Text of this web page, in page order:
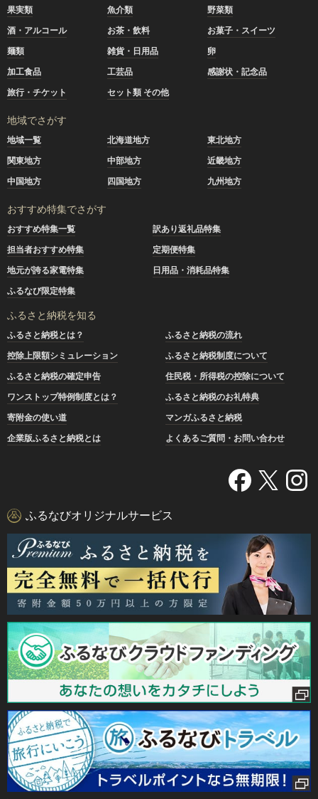
果実類
魚介類
野菜類
酒・アルコール
お茶・飲料
お菓子・スイーツ
麺類
雑貨・日用品
卵
加工食品
工芸品
感謝状・記念品
旅行・チケット
セット類 その他
地域でさがす
地域一覧 北海道地方
東北地方
関東地方
中部地方
近畿地方
中国地方
四国地方 九州地方
おすすめ特集でさがす
おすすめ特集一覧
訳あり返礼品特集
担当者おすすめ特集
定期便特集
地元が誇る家電特集
日用品・消耗品特集
ふるなび限定特集
ふるさと納税を知る
ふるさと納税とは？
ふるさと納税の流れ
控除上限額シミュレーション
ふるさと納税制度について
ふるさと納税の確定申告
住民税・所得税の控除について
ワンストップ特例制度とは？
ふるさと納税のお礼特典
寄附金の使い道
マンガふるさと納税
企業版ふるさと納税とは
よくあるご質問・お問い合わせ
ふるなびオリジナルサービス